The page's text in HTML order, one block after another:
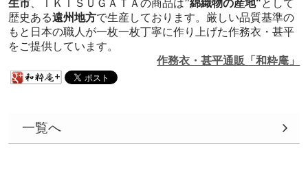
生市、ＩＫＩＳＵＧＡＴＡの商品は”綿織物の産地"として
歴史ある遠州地方で生産しております。厳しい品質基準の
もと日本の職人が一枚一枚丁寧に作り上げた作務衣・甚平
をご提供しています。
作務衣・甚平通販「和粋庵」
一覧へ